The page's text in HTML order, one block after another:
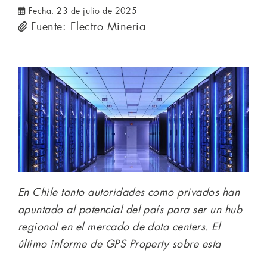
Fecha: 23 de julio de 2025
Fuente: Electro Minería
En Chile tanto autoridades como privados han
apuntado al potencial del país para ser un hub
regional en el mercado de data centers. El
último informe de GPS Property sobre esta